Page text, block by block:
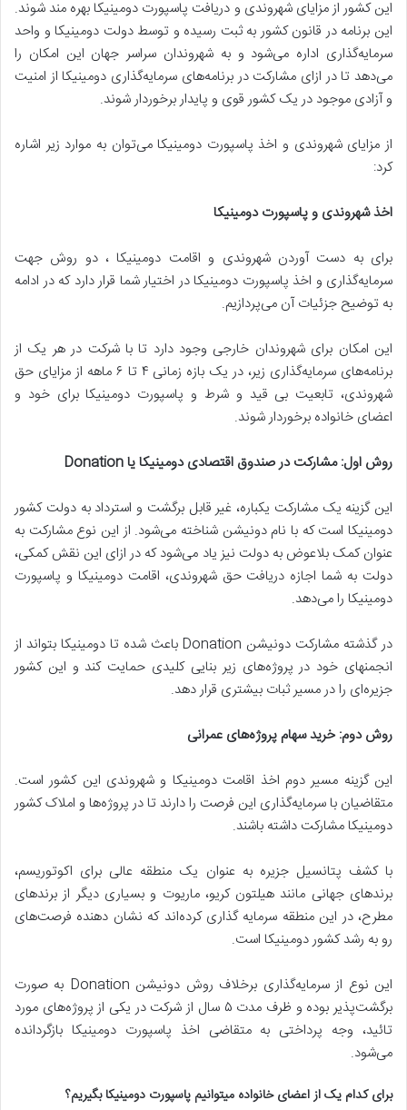
این کشور از مزایای شهروندی و دریافت پاسپورت دومینیکا بهره مند شوند.
این برنامه در قانون کشور به ثبت رسیده و توسط دولت دومینیکا و واحد
سرمایه‌گذاری اداره می‌شود و به شهروندان سراسر جهان این امکان را
می‌دهد تا در ازای مشارکت در برنامه‌های سرمایه‌گذاری دومینیکا از امنیت
و آزادی موجود در یک کشور قوی و پایدار برخوردار شوند.
از مزایای شهروندی و اخذ پاسپورت دومینیکا می‌توان به موارد زیر اشاره
کرد:
اخذ شهروندی و پاسپورت دومینیکا
برای به دست آوردن شهروندی و اقامت دومینیکا ، دو روش جهت
سرمایه‌گذاری و اخذ پاسپورت دومینیکا در اختیار شما قرار دارد که در ادامه
به توضیح جزئیات آن می‌پردازیم.
این امکان برای شهروندان خارجی وجود دارد تا با شرکت در هر یک از
برنامه‌های سرمایه‌گذاری زیر، در یک بازه زمانی ۴ تا ۶ ماهه از مزایای حق
شهروندی، تابعیت بی قید و شرط و پاسپورت دومینیکا برای خود و
اعضای خانواده برخوردار شوند.
روش اول: مشارکت در صندوق اقتصادی دومینیکا یا
این گزینه یک مشارکت یکباره، غیر قابل برگشت و استرداد به دولت کشور
دومینیکا است که با نام دونیشن شناخته‌ می‌شود. از این نوع مشارکت به
عنوان کمک بلاعوض به دولت نیز یاد می‌شود که در ازای این نقش کمکی،
دولت به شما اجازه دریافت حق شهروندی، اقامت دومینیکا و پاسپورت
دومینیکا را می‌دهد.
در گذشته مشارکت دونیشن Donation باعث شده تا دومینیکا بتواند از
انجمنهای خود در پروژه‌های زیر بنایی کلیدی حمایت کند و این کشور
جزیره‌ای را در مسیر ثبات بیشتری قرار دهد.
روش دوم: خرید سهام پروژههای عمرانی
این گزینه مسیر دوم اخذ اقامت دومینیکا و شهروندی این کشور است.
متقاضیان با سرمایه‌گذاری این فرصت را دارند تا در پروژه‌ها و املاک کشور
دومینیکا مشارکت داشته باشند.
با کشف پتانسیل جزیره به عنوان یک منطقه عالی برای اکوتوریسم،
برندهای جهانی مانند هیلتون کریو، ماریوت و بسیاری دیگر از برندهای
مطرح، در این منطقه سرمایه گذاری کرده‌اند که نشان دهنده فرصت‌های
رو به رشد کشور دومینیکا است.
این نوع از سرمایه‌گذاری برخلاف روش دونیشن Donation به صورت
برگشت‌پذیر بوده و ظرف مدت ۵ سال از شرکت در یکی از پروژه‌های مورد
تائید، وجه پرداختی به متقاضی اخذ پاسپورت دومینیکا بازگردانده
می‌شود.
برای کدام یک از اعضای خانواده میتوانیم پاسپورت دومینیکا بگیریم؟